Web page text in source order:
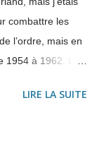
combattre les
l’ordre, mais en
1954 à 1962. Le
pourquoi il
LIRE LA SUITE